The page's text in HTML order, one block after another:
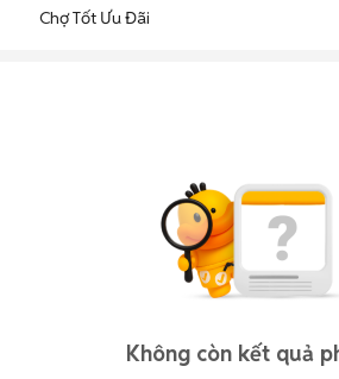
Chợ Tốt Ưu Đãi
Không còn kết quả